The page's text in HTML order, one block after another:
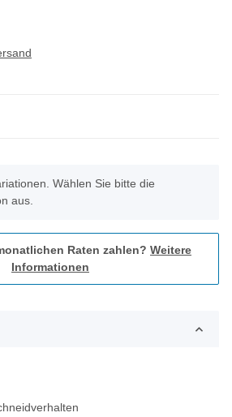
Wählen Sie bitte die
aus.
Raten zahlen? Weitere
Informationen